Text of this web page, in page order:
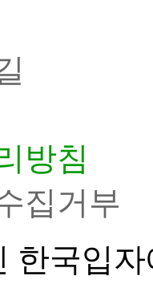
방침
집거부
한국입